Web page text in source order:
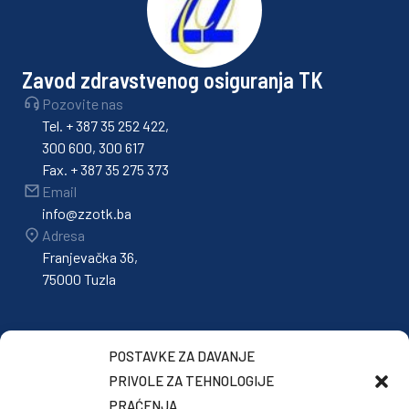
POSTAVKE ZA DAVANJE
PRIVOLE ZA TEHNOLOGIJE
PRAĆENJA
Zavod zdravstvenog osiguranja TK
Pozovite nas
Tel. + 387 35 252 422,
300 600, 300 617
Fax. + 387 35 275 373
Email
info@zzotk.ba
Adresa
Franjevačka 36,
75000 Tuzla